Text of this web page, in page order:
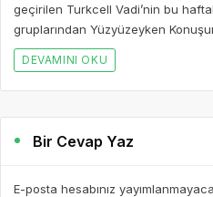
geçirilen Turkcell Vadi’nin bu
gruplarından Yüzyüzeyken
DEVAMINI OKU
Bir Cevap Yaz
E-posta hesabınız